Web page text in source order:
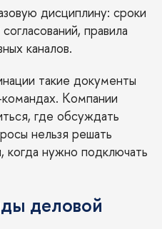
дисциплину: сроки
правила
каналов.
такие документы
Компании
где обсуждать
нельзя решать
нужно подключать
деловой